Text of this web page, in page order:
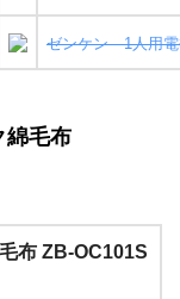
ゼンケン 1人用電
毛布
布 ZB-OC101S